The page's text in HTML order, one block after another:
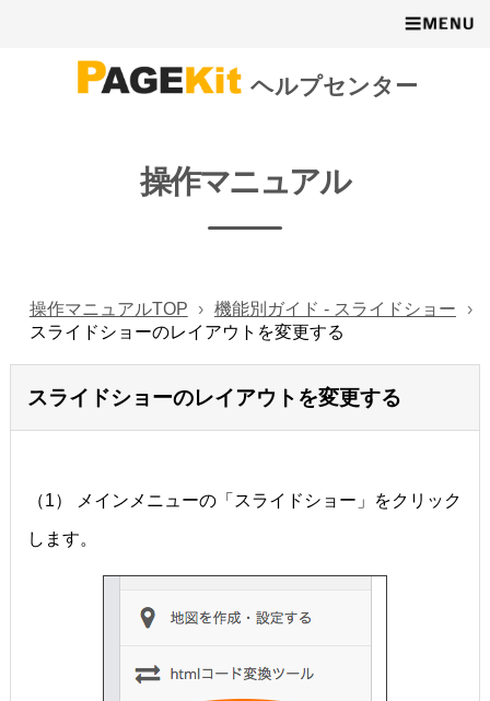
ヘルプセンター
操作マニュアル
操作マニュアルTOP
機能別ガイド - スライドショー
スライドショーのレイアウトを変更する
スライドショーのレイアウトを変更する
（1） メインメニューの「スライドショー」をクリック
します。